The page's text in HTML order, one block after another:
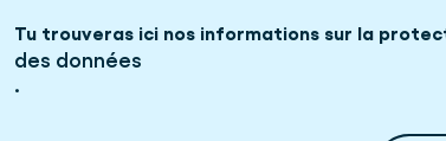
Tu trouveras ici nos informations sur la
des données
.